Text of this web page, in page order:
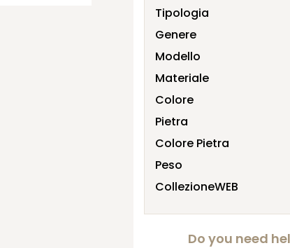
Tipologia
Genere
Modello
Materiale
Colore
Pietra
Colore Pietra
Peso
CollezioneWEB
Do you need